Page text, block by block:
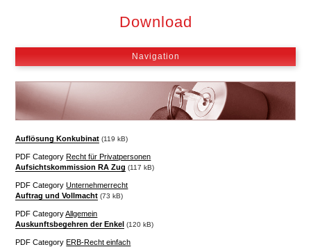
Download
Navigation
Auflösung Konkubinat (119 kB)
PDF Category Recht für Privatpersonen
Aufsichtskommission RA Zug (117 kB)
PDF Category Unternehmerrecht
Auftrag und Vollmacht (73 kB)
PDF CategoryAllgemein
Auskunftsbegehren der Enkel (120 kB)
PDF Category ERB-Recht einfach